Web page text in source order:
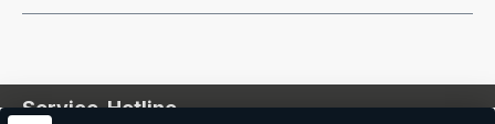
Service-Hotline